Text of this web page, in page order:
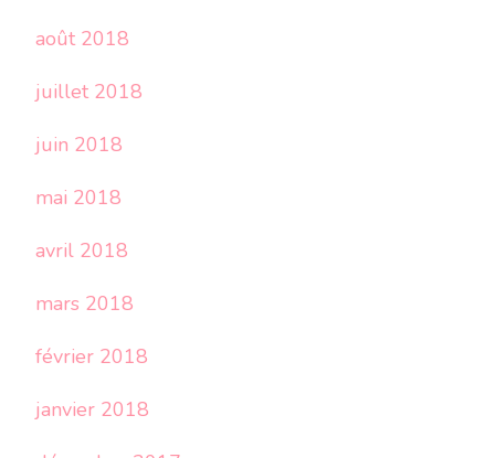
août 2018
juillet 2018
juin 2018
mai 2018
avril 2018
mars 2018
février 2018
janvier 2018